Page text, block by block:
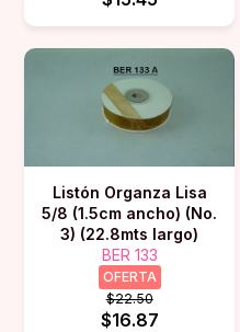
Listón Organza Lisa
5/8 (1.5cm ancho) (No.
3) (22.8mts largo)
BER 133
OFERTA
$22.50
$16.87